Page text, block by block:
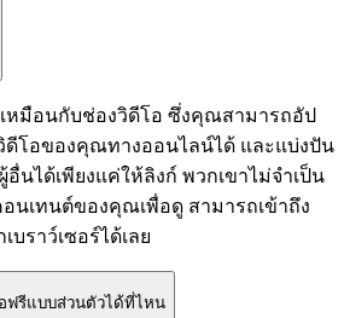
หมือนกับช่องวิดีโอ ซึ่งคุณสามารถอัป
โอของคุณทางออนไลน์ได้ และแบ่งปัน
นได้เพียงแค่ให้ลิงก์ พวกเขาไม่จำเป็น
นเทนต์ของคุณเพื่อดู สามารถเข้าถึง
ราว์เซอร์ได้เลย
ฟรีแบบส่วนตัวได้ที่ไหน